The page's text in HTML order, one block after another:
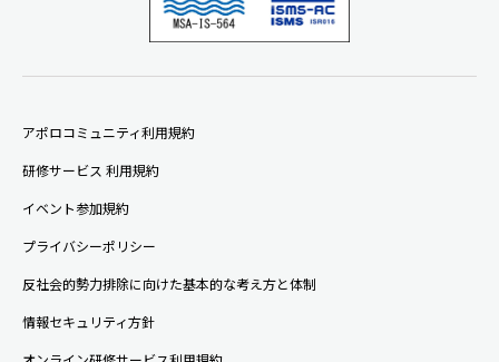
アポロコミュニティ利用規約
研修サービス 利用規約
イベント参加規約
プライバシーポリシー
反社会的勢力排除に向けた基本的な考え方と体制
情報セキュリティ方針